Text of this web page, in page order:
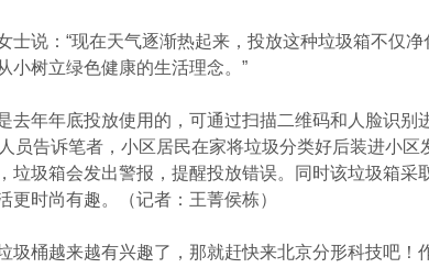
说：“现在天气逐渐热起来，投放这种垃圾箱不仅净
小树立绿色健康的生活理念。”
年年底投放使用的，可通过扫描二维码和人脸识别
员告诉笔者，小区居民在家将垃圾分类好后装进小区
垃圾箱会发出警报，提醒投放错误。同时该垃圾箱采
更时尚有趣。（记者：王菁侯栋）
桶越来越有兴趣了，那就赶快来北京分形科技吧！